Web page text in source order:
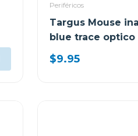
Periféricos
Targus Mouse
blue trace
$9.95